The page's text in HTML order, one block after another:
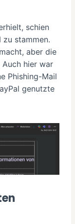
schien
zu stammen.
aber die
hier war
Phishing-Mail
genutzte